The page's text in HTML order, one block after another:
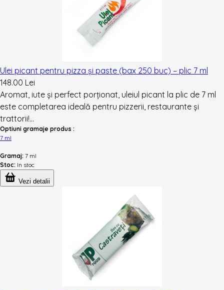
Ulei picant pentru pizza și paste (bax 250 buc) – plic 7 ml
148.00 Lei
Aromat, iute și perfect porționat, uleiul picant la plic de 7 ml
este completarea ideală pentru pizzerii, restaurante și
trattorii!...
Optiuni gramaje produs :
7 ml
Gramaj: 7 ml
Stoc: In stoc
Vezi detalii